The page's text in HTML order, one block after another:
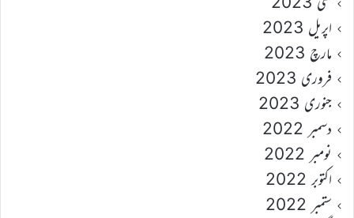
اپریل 2023
مارچ 2023
فروری 2023
جنوری 2023
دسمبر 2022
نومبر 2022
اکتوبر 2022
ستمبر 2022